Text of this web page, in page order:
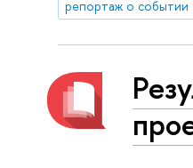
репортаж о событии